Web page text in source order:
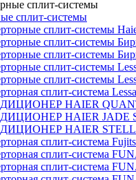
сплит-системы
сплит-системы
сплит-системы
сплит-системы
сплит-системы
сплит-системы
сплит-система
HAIER
HAIER JADE
HAIER
сплит-система
сплит-система
сплит-система